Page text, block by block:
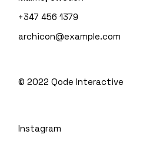
+347 456 1379
archicon@example.com
© 2022Qode Interactive
Instagram